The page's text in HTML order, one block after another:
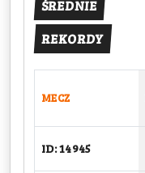
ŚREDNIE
REKORDY
MECZ
ID: 14945